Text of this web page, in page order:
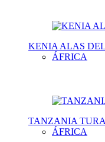
KENIA ALAS DEL
ÁFRICA
TANZANIA
ÁFRICA